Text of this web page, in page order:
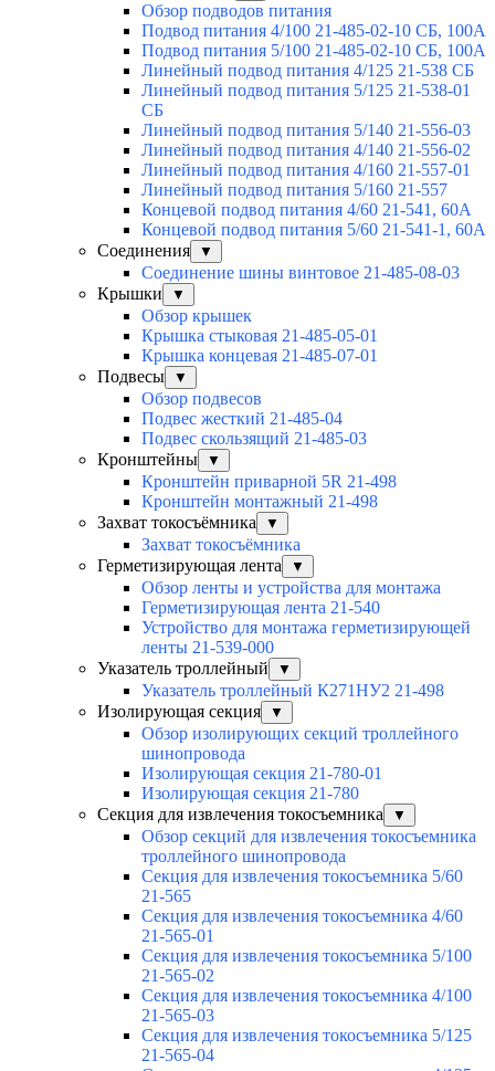
Обзор подводов питания
Подвод питания 4/100 21-485-02-10 СБ, 100А
Подвод питания 5/100 21-485-02-10 СБ, 100А
Линейный подвод питания 4/125 21-538 СБ
Линейный подвод питания 5/125 21-538-01
СБ
Линейный подвод питания 5/140 21-556-03
Линейный подвод питания 4/140 21-556-02
Линейный подвод питания 4/160 21-557-01
Линейный подвод питания 5/160 21-557
Концевой подвод питания 4/60 21-541, 60А
Концевой подвод питания 5/60 21-541-1, 60А
Соединения
▼
Соединение шины винтовое 21-485-08-03
Крышки
▼
Обзор крышек
Крышка стыковая 21-485-05-01
Крышка концевая 21-485-07-01
Подвесы
▼
Обзор подвесов
Подвес жесткий 21-485-04
Подвес скользящий 21-485-03
Кронштейны
▼
Кронштейн приварной 5R 21-498
Кронштейн монтажный 21-498
Захват токосъёмника
▼
Захват токосъёмника
Герметизирующая лента
▼
Обзор ленты и устройства для монтажа
Герметизирующая лента 21-540
Устройство для монтажа герметизирующей
ленты 21-539-000
Указатель троллейный
▼
Указатель троллейный К271НУ2 21-498
Изолирующая секция
▼
Обзор изолирующих секций троллейного
шинопровода
Изолирующая секция 21-780-01
Изолирующая секция 21-780
Секция для извлечения токосъемника
▼
Обзор секций для извлечения токосъемника
троллейного шинопровода
Секция для извлечения токосъемника 5/60
21-565
Секция для извлечения токосъемника 4/60
21-565-01
Секция для извлечения токосъемника 5/100
21-565-02
Секция для извлечения токосъемника 4/100
21-565-03
Секция для извлечения токосъемника 5/125
21-565-04